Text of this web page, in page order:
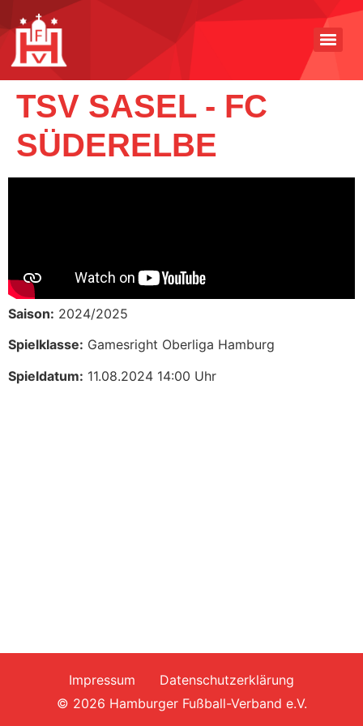
TSV SASEL - FC
SÜDERELBE
Saison: 2024/2025
Spielklasse: Gamesright Oberliga Hamburg
Spieldatum: 11.08.2024 14:00 Uhr
Impressum
Datenschutzerklärung
© 2026 Hamburger Fußball-Verband e.V.